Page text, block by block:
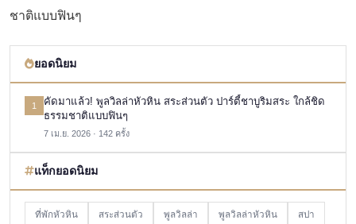
ยอดนิยม
1
คัดมาแล้ว! พูลวิลล่าหัวหิน สระส่วนตัว ปาร์ตี้ชาบูริมสระ ใกล้ชิด
ธรรมชาติแบบฟินๆ
7 เม.ย. 2026 · 142 ครั้ง
แท็กยอดนิยม
ที่พักหัวหิน สระส่วนตัว พูลวิลล่า พูลวิลล่าหัวหิน สปา